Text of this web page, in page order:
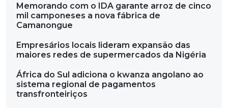
Memorando com o IDA garante arroz de cinco
mil camponeses a nova fábrica de
Camanongue
Empresários locais lideram expansão das
maiores redes de supermercados da Nigéria
África do Sul adiciona o kwanza angolano ao
sistema regional de pagamentos
transfronteiriços